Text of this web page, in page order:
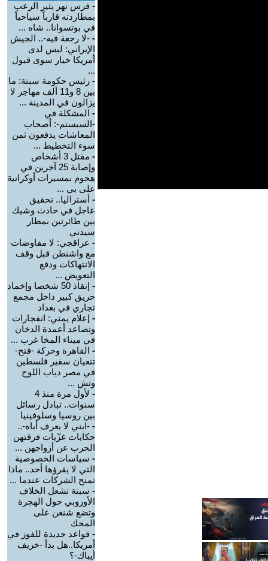
- فرس نهر يثير الرعب
بمطاردته قارباً سياحياً
في بوتسوانا.. شاه ...
- -لا رجعة فيه-.. الجيش
الإيراني: ليس لدى
أمريكا خيار سوى قبول
...
- رئيس حكومة سبتة: ما
بين 8 و11 ألف مهاجر لا
يزالون في المدينة ...
- المشكلة في
-السيستم-: أصحاب
المعاشات يدفعون ثمن
سوء التخطيط ...
-
مقتل 3 أشخاص
وإصابة 25 آخرين في
هجوم بمسيرات أوكرانية
على بي ...
- أستراليا.. تحقيق
عاجل في حادث وشيك
بين طائرتين بمطار
سيدني
- عراقجي: لا مفاوضات
مع واشنطن قبل وقف
الانتهاكات ودفع
التعويض ...
-
إنقاذ 50 شخصا وإخماد
حريق كبير داخل مجمع
تجاري في بغداد
- إعلام يمني: انفجارات
وتصاعد أعمدة الدخان
في ميناء المخا غرب ...
- القاهرة وحركة -فتح-
تنعيان سفير فلسطين
في مصر دياب اللوح
وتش ...
-
لأول مرة منذ 4
سنوات.. تبادل رسائل
بين روسيا وسلوفينيا
- -ابني لا يعرف أباه-..
حكايات غزّيات فرقتهن
الحرب عن أزواجهن ...
- سياسات الخصوصية
التي لا يقرؤها أحد.. ماذا
تمنح الشركات عندما ...
- سبتة تشعل الخلاف
الأوروبي حول الهجرة
وتضع شنغن على
المحك
- قواعد جديدة للفوز في
أمريكا..هل بدأ -خريف
أيباك-؟